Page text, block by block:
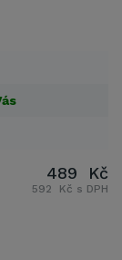
489 Kč
592 Kč s DPH